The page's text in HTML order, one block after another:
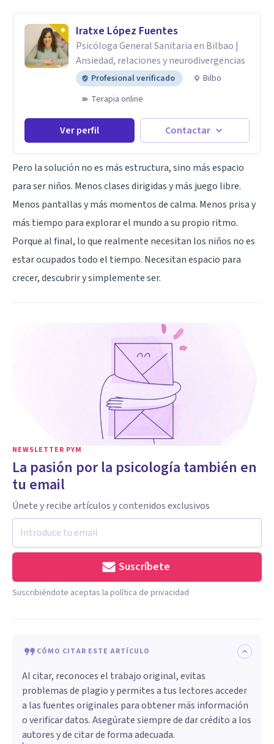
Iratxe López Fuentes
Psicóloga General Sanitaria en Bilbao |
Ansiedad, relaciones y neurodivergencias
Profesional verificado
Bilbo
Terapia online
Ver perfil Contactar
Pero la solución no es más estructura, sino más espacio
para ser niños. Menos clases dirigidas y más juego libre.
Menos pantallas y más momentos de calma. Menos prisa y
más tiempo para explorar el mundo a su propio ritmo.
Porque al final, lo que realmente necesitan los niños no es
estar ocupados todo el tiempo. Necesitan espacio para
crecer, descubrir y simplemente ser.
NEWSLETTER PYM
La pasión por la psicología también en
tu email
Únete y recibe artículos y contenidos exclusivos
Suscríbete
Suscribiéndote aceptas la política de privacidad
CÓMO CITAR ESTE ARTÍCULO
Al citar, reconoces el trabajo original, evitas
problemas de plagio y permites a tus lectores acceder
a las fuentes originales para obtener más información
o verificar datos. Asegúrate siempre de dar crédito a los
autores y de citar de forma adecuada.